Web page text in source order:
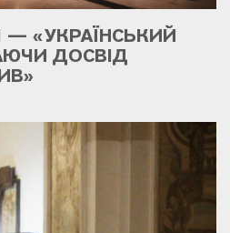
— «УКРАЇНСЬКИЙ
ДОСВІД